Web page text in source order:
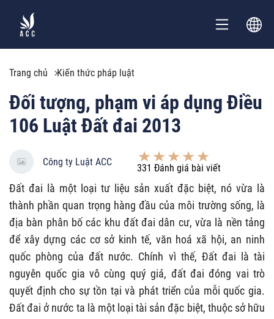
Trang chủ Kiến thức pháp luật
Đối tượng, phạm vi áp dụng Điều
106 Luật Đất đai 2013
Công ty Luật ACC
331 Đánh giá bài viết
Đất đai là một loại tư liệu sản xuất đặc biệt, nó vừa là
thành phần quan trọng hàng đầu của môi trường sống, là
địa bàn phân bố các khu đất đai dân cư, vừa là nền tảng
để xây dựng các cơ sở kinh tế, văn hoá xã hội, an ninh
quốc phòng của đất nước. Chính vì thế, Đất đai là tài
nguyên quốc gia vô cùng quý giá, đất đai đóng vai trò
quyết định cho sự tồn tại và phát triển của mỗi quốc gia.
Đất đai ở nước ta là một loại tài sản đặc biệt, thuộc sở hữu